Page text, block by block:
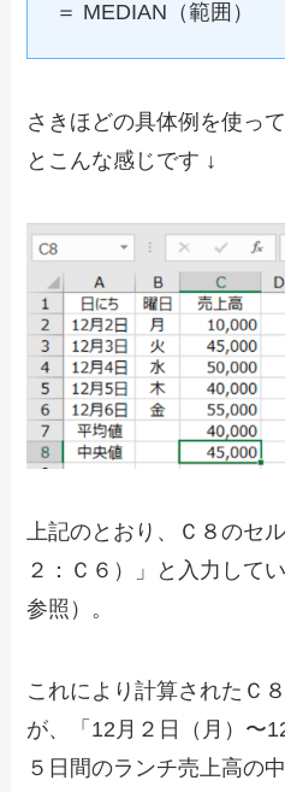
＝ MEDIAN（範囲）
さきほどの具体例を使っ
とこんな感じです ↓
上記のとおり、Ｃ８のセ
２：Ｃ６）」と入力して
参照）。
これにより計算されたＣ
が、「12月２日（月）〜
５日間のランチ売上高の